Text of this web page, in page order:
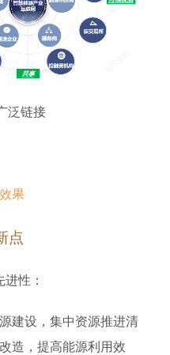
泛链接
果
点
进性：
建设，集中资源推进清
造，提高能源利用效